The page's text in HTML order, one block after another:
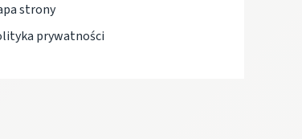
strony
prywatności